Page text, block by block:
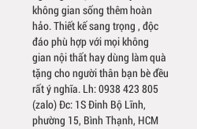
không gian sống thêm hoàn
hảo. Thiết kế sang trọng , độc
đáo phù hợp với mọi không
gian nội thất hay dùng làm quà
tặng cho người thân bạn bè đều
rất ý nghĩa. Lh: 0938 423 805
(zalo) Đc: 1S Đinh Bộ Lĩnh,
phường 15, Bình Thạnh, HCM